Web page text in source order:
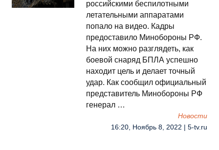
российскими беспилотными
летательными аппаратами
попало на видео. Кадры
предоставило Минобороны РФ.
На них можно разглядеть, как
боевой снаряд БПЛА успешно
находит цель и делает точный
удар. Как сообщил официальный
представитель Минобороны РФ
генерал …
Новости
16:20, Ноябрь 8, 2022 | 5-tv.ru